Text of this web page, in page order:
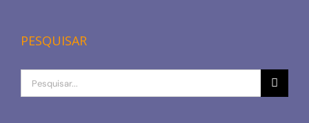
PESQUISAR
Procurar
por